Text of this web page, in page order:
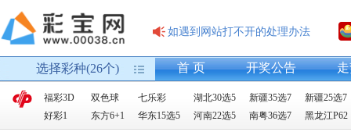
如遇到网站打不开的处理办法
选择彩种(26个) 首 页 开奖公告
福彩3D 双色球 七乐彩 湖北30选5 新疆35选7
新疆25选7
好彩1
东方6+1 华东15选5 河南22选5 南粤36选7 黑龙江P62